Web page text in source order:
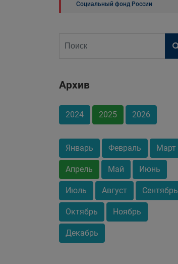
Социальный фонд России
Архив
2024 2025 2026
Январь Февраль Март
Апрель Май Июнь
Июль Август Сентябрь
Октябрь Ноябрь
Декабрь